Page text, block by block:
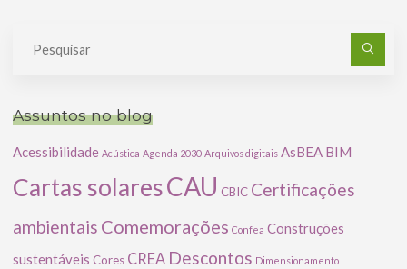
Assuntos no blog
Acessibilidade Acústica Agenda 2030 Arquivos digitais AsBEA BIM
Cartas solaresCAU CBIC Certificações
ambientais Comemorações Confea Construções
sustentáveis Cores CREA Descontos Dimensionamento